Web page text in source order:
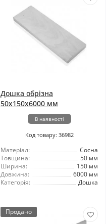
Дошка обрізна
50x150x6000 мм
В наявності
Код товару: 36982
Матеріал:
Сосна
Товщина:
50 мм
Ширина:
150 мм
Довжина:
6000 мм
Категорія:
Дошка
Продано